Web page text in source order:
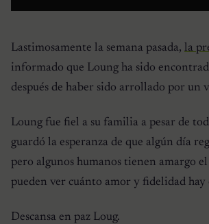
Lastimosamente la semana pasada, la
informado que Loung ha sido
después de haber sido arrollado por un
Loung fue fiel a su familia a pesar de
guardó la esperanza de que algún día
pero algunos humanos tienen amargo
pueden ver cuánto amor y fidelidad hay
Descansa en paz Loug.